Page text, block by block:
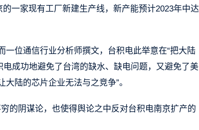
一家现有工厂新建生产线，新产能预计2023年中达
位通信行业分析师撰文，台积电此举意在“把大陆
成功地避免了台湾的缺水、缺电问题，又避免了美
陆的芯片企业无法与之竞争”。
的阴谋论，也使得舆论之中反对台积电南京扩产的